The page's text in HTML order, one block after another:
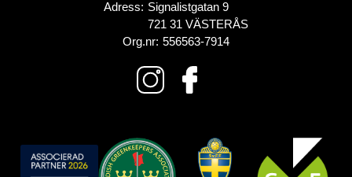
Adress: Signalistgatan 9
721 31 VÄSTERÅS
Org.nr: 556563-7914